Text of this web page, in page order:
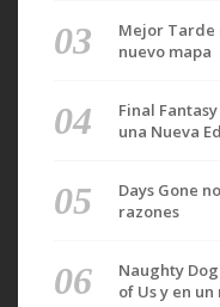
Mejor Tarde
nuevo mapa
Final
una Nueva
Days Gone
razones
Naughty
of Us y en